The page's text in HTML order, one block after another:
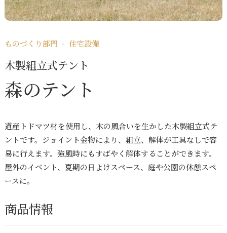
ものづくり部門 - 住宅設備
木製組立式テント
森のテント
道産トドマツ材を使用し、木の風合いを生かした木製組立式テ
ントです。ジョイント金物により、組立、解体が工具なしで容
易に行えます。強風時にもすばやく解体することができます。
屋外のイベント、夏期の日よけスペース、庭や公園の休憩スペ
ースに。
商品情報